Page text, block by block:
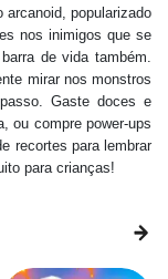
arcanoid, popularizado
nos inimigos que se
de vida também.
mirar nos monstros
Gaste doces e
ou compre power-ups
recortes para lembrar
para crianças!